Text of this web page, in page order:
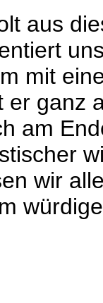
aus
mit
er ganz
am
wir